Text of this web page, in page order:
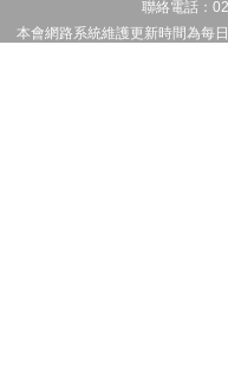
聯絡電話
本會網路系統維護更新時間為每